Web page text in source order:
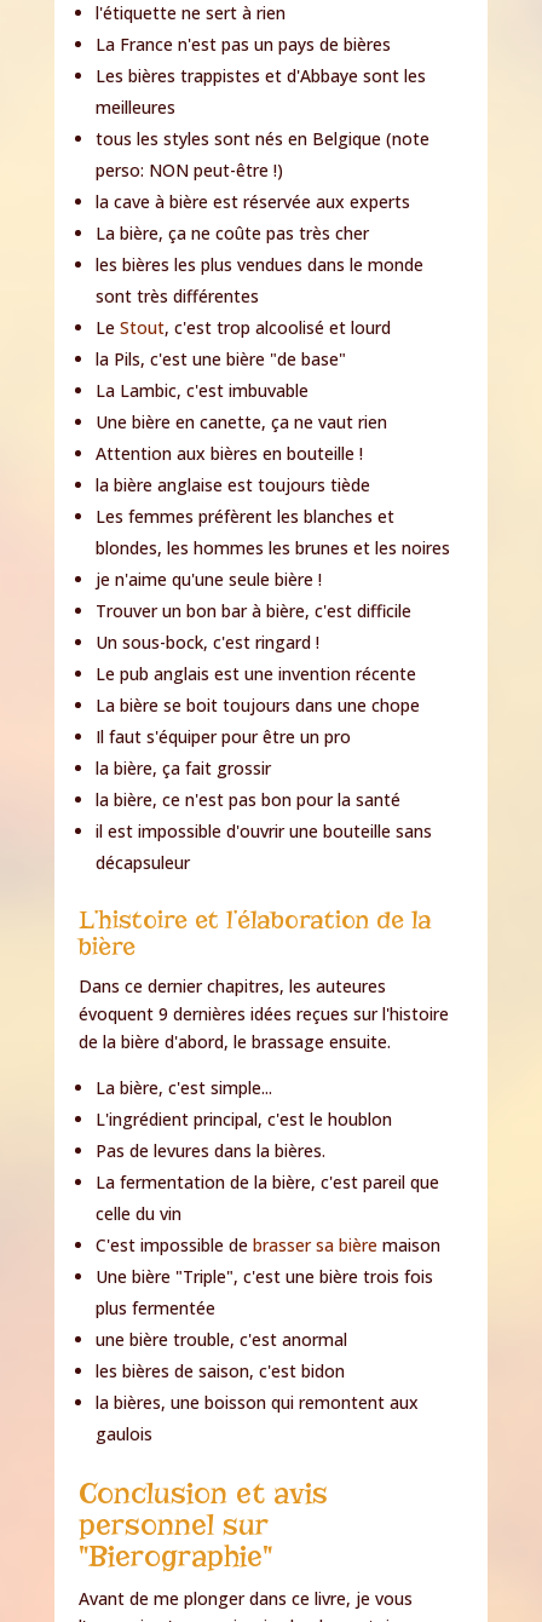
l'étiquette ne sert à rien
La France n'est pas un pays de bières
Les bières trappistes et d'Abbaye sont les
meilleures
tous les styles sont nés en Belgique(note
perso: NON peut-être !)
la cave à bière est réservée aux experts
La bière, ça ne coûte pas très cher
les bières les plus vendues dans le monde
sont très différentes
Le Stout, c'est trop alcoolisé et lourd
la Pils, c'est une bière "de base"
La Lambic, c'est imbuvable
Une bière en canette, ça ne vaut rien
Attention aux bières en bouteille !
la bière anglaise est toujours tiède
Les femmes préfèrent les blanches et
blondes, les hommes les brunes et les noires
je n'aime qu'une seule bière !
Trouver un bon bar à bière, c'est difficile
Un sous-bock, c'est ringard !
Le pub anglais est une invention récente
La bière se boit toujours dans une chope
Il faut s'équiper pour être un pro
la bière, ça fait grossir
la bière, ce n'est pas bon pour la santé
il est impossible d'ouvrir une bouteille sans
décapsuleur
L’histoire et l’élaboration de la
bière
Dans ce dernier chapitres, les auteures
évoquent 9 dernières idées reçues sur l'histoire
de la bière d'abord, le brassage ensuite.
La bière, c'est simple...
L'ingrédient principal, c'est le houblon
Pas de levures dans la bières.
La fermentation de la bière, c'est pareil que
celle du vin
C'est impossible de brasser sa bièremaison
Une bière "Triple", c'est une bière trois fois
plus fermentée
une bière trouble, c'est anormal
les bières de saison, c'est bidon
la bières, une boisson qui remontent aux
gaulois
Conclusion et avis
personnel sur
"Bierographie"
Avant de me plonger dans ce livre, je vous